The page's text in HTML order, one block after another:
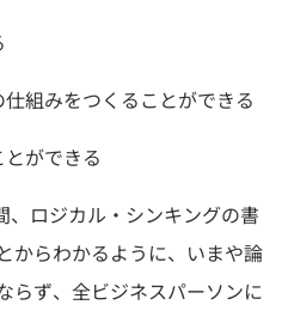
組みをつくることができる
ができる
、ロジカル・シンキングの書
からわかるように、いまや論
らず、全ビジネスパーソンに